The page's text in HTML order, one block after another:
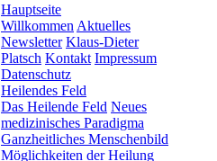
Hauptseite
Willkommen Aktuelles
Newsletter Klaus-Dieter
Platsch Kontakt Impressum
Datenschutz
Heilendes Feld
Das Heilende Feld Neues
medizinisches Paradigma
Ganzheitliches Menschenbild
Möglichkeiten der Heilung